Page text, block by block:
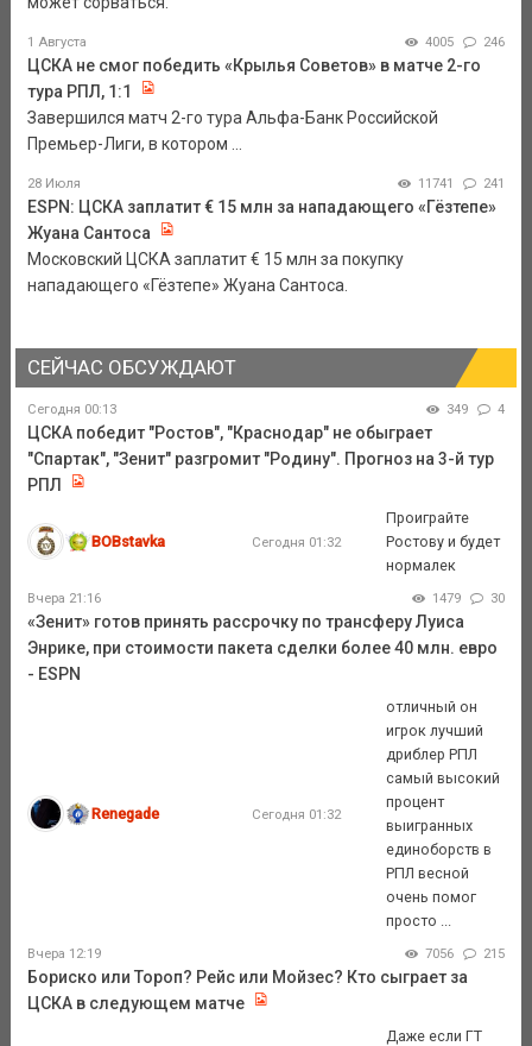
1 Августа 4005 246
ЦСКА не смог победить «Крылья Советов» в матче 2-го
тура РПЛ, 1:1
Завершился матч 2-го тура Альфа-Банк Российской
Премьер-Лиги, в котором ...
28 Июля 11741 241
ESPN: ЦСКА заплатит € 15 млн за нападающего «Гёзтепе»
Жуана Сантоса
Московский ЦСКА заплатит € 15 млн за покупку
нападающего «Гёзтепе» Жуана Сантоса.
СЕЙЧАС ОБСУЖДАЮТ
Сегодня 00:13 349 4
ЦСКА победит "Ростов", "Краснодар" не обыграет
"Спартак", "Зенит" разгромит "Родину". Прогноз на 3-й тур
РПЛ
BOBstavka Сегодня 01:32
Проиграйте
Ростову и будет
нормалек
Вчера 21:16 1479 30
«Зенит» готов принять рассрочку по трансферу Луиса
Энрике, при стоимости пакета сделки более 40 млн. евро
- ESPN
Renegade Сегодня 01:32
отличный он
игрок лучший
дриблер РПЛ
самый высокий
процент
выигранных
единоборств в
РПЛ весной
очень помог
просто ...
Вчера 12:19 7056 215
Бориско или Тороп? Рейс или Мойзес? Кто сыграет за
ЦСКА в следующем матче
Даже если ГТ